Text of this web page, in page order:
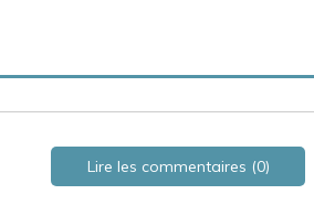
Lire les commentaires (0)